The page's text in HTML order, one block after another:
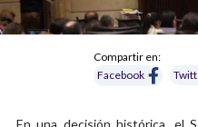
Compartir en:
Facebook
En una decisión histórica, el